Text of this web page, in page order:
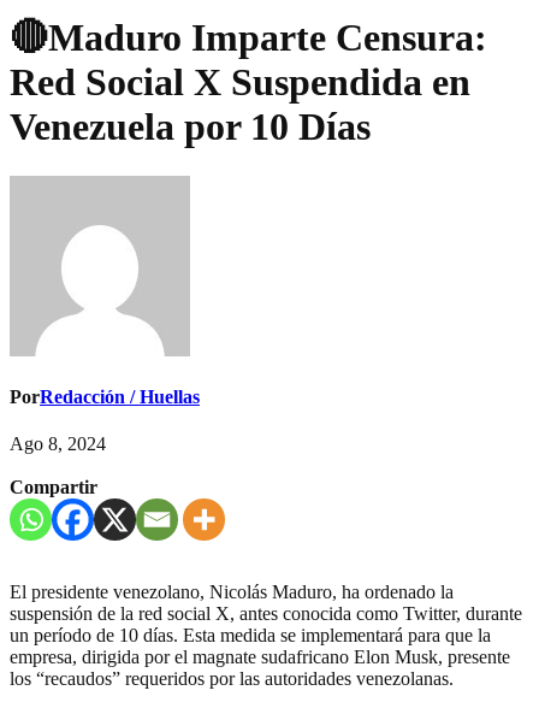
🔴Maduro Imparte Censura:
Red Social X Suspendida en
Venezuela por 10 Días
PorRedacción / Huellas
Ago 8, 2024
Compartir
El presidente venezolano, Nicolás Maduro, ha ordenado la
suspensión de la red social X, antes conocida como Twitter, durante
un período de 10 días. Esta medida se implementará para que la
empresa, dirigida por el magnate sudafricano Elon Musk, presente
los “recaudos” requeridos por las autoridades venezolanas.